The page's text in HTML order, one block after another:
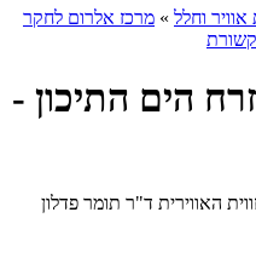
וחלל » מרכז אלרום לחקר
הים התיכון -
האווירית ד"ר תומר פדלון